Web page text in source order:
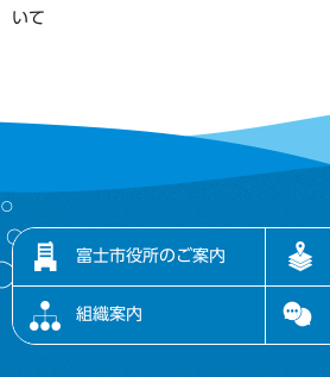
いて
富士市役所のご案内
組織案内